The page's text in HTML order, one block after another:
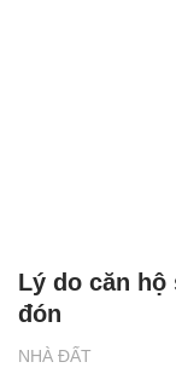
NHÀ ĐẤT
Lý do căn
đón